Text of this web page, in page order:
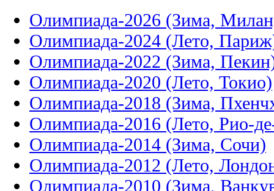
Олимпиада-2026 (Зима,
Олимпиада-2024 (Лето,
Олимпиада-2022 (Зима,
Олимпиада-2020 (Лето, Токио)
Олимпиада-2018 (Зима,
Олимпиада-2016 (Лето, Рио-
Олимпиада-2014 (Зима, Сочи)
Олимпиада-2012 (Лето,
Олимпиада-2010 (Зима,